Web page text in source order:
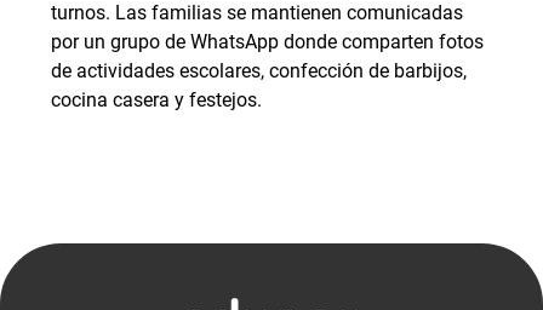
turnos. Las familias se mantienen comunicadas
por un grupo de WhatsApp donde comparten fotos
de actividades escolares, confección de barbijos,
cocina casera y festejos.